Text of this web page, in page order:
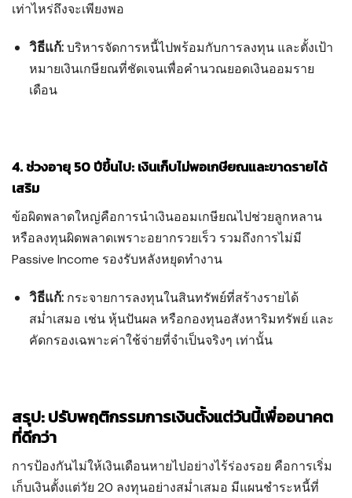
เท่าไหร่ถึงจะเพียงพอ
วิธีแก้:บริหารจัดการหนี้ไปพร้อมกับการลงทุน และตั้งเป้า
หมายเงินเกษียณที่ชัดเจนเพื่อคำนวณยอดเงินออมราย
เดือน
4. ช่วงอายุ 50 ปีขึ้นไป: เงินเก็บไม่พอเกษียณและขาดรายได้
เสริม
ข้อผิดพลาดใหญ่คือการนำเงินออมเกษียณไปช่วยลูกหลาน
หรือลงทุนผิดพลาดเพราะอยากรวยเร็ว รวมถึงการไม่มี
Passive Income รองรับหลังหยุดทำงาน
วิธีแก้: กระจายการลงทุนในสินทรัพย์ที่สร้างรายได้
สม่ำเสมอ เช่น หุ้นปันผล หรือกองทุนอสังหาริมทรัพย์ และ
คัดกรองเฉพาะค่าใช้จ่ายที่จำเป็นจริงๆ เท่านั้น
สรุป: ปรับพฤติกรรมการเงินตั้งแต่วันนี้เพื่ออนาคต
ที่ดีกว่า
การป้องกันไม่ให้เงินเดือนหายไปอย่างไร้ร่องรอย คือการเริ่ม
เก็บเงินตั้งแต่วัย 20 ลงทุนอย่างสม่ำเสมอ มีแผนชำระหนี้ที่